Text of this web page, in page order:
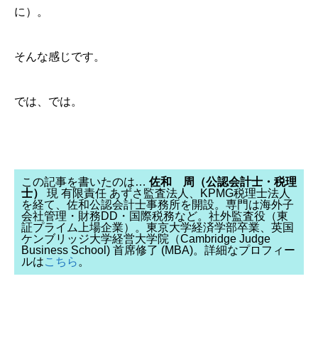
に）。
そんな感じです。
では、では。
この記事を書いたのは… 佐和 周（公認会計士・税理
士）
現 有限責任 あずさ監査法人、KPMG税理士法人
を経て、佐和公認会計士事務所を開設。専門は海外子
会社管理・財務DD・国際税務など。社外監査役（東
証プライム上場企業）。東京大学経済学部卒業、英国
ケンブリッジ大学経営大学院（Cambridge Judge
Business School) 首席修了 (MBA)。詳細なプロフィー
ルはこちら 。